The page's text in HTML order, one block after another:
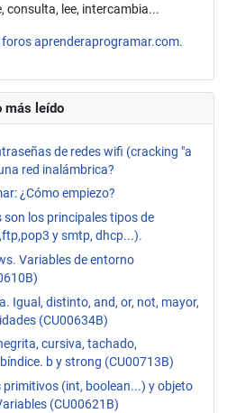
consulta, lee, intercambia...
foros aprenderaprogramar.com.
más leído
de redes wifi (cracking "a
red inalámbrica?
¿Cómo empiezo?
son los principales tipos de
y smtp, dhcp...).
Variables de entorno
Igual, distinto, and, or, not, mayor,
(CU00634B)
cursiva, tachado,
b y strong (CU00713B)
(int, boolean...) y objeto
(CU00621B)